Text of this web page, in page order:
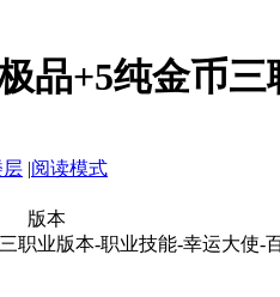
品+5纯金币
层 |阅读模式
版本
职业版本-职业技能-幸运大使-